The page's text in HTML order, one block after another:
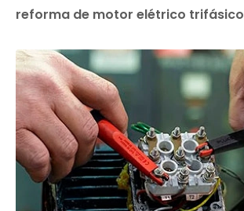
reforma de motor elétrico trifásico